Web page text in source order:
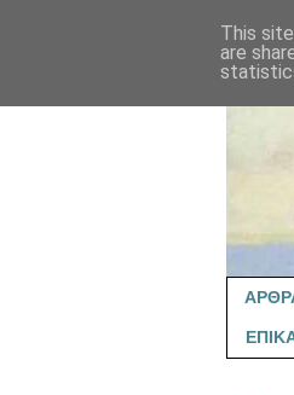
This
are